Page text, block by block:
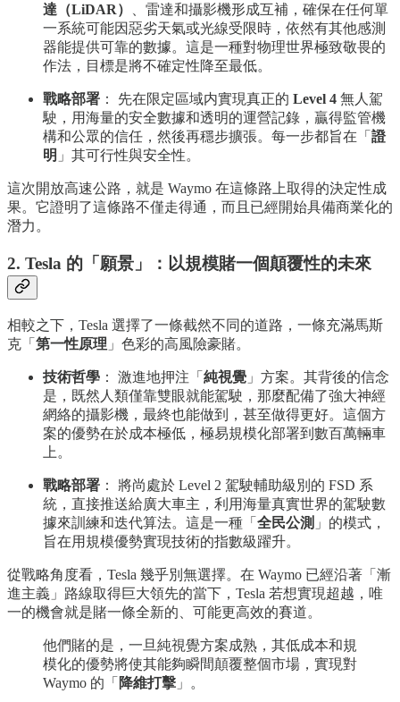
達（LiDAR）
、雷達和攝影機形成互補，確保在任何單
一系統可能因惡劣天氣或光線受限時，依然有其他感測
器能提供可靠的數據。這是一種對物理世界極致敬畏的
作法，目標是將不確定性降至最低。
戰略部署 ： 先在限定區域内實現真正的 Level 4 無人駕
駛，用海量的安全數據和透明的運營記錄，贏得監管機
構和公眾的信任，然後再穩步擴張。每一步都旨在「 證
明 」其可行性與安全性。
這次開放高速公路，就是 Waymo 在這條路上取得的決定性成
果。它證明了這條路不僅走得通，而且已經開始具備商業化的
潛力。
2. Tesla 的「願景」：以規模賭一個顛覆性的未來
相較之下，Tesla 選擇了一條截然不同的道路，一條充滿馬斯
克「 第一性原理 」色彩的高風險豪賭。
技術哲學 ： 激進地押注「 純視覺 」方案。其背後的信念
是，既然人類僅靠雙眼就能駕駛，那麼配備了強大神經
網絡的攝影機，最終也能做到，甚至做得更好。這個方
案的優勢在於成本極低，極易規模化部署到數百萬輛車
上。
戰略部署 ： 將尚處於 Level 2 駕駛輔助級別的 FSD 系
統，直接推送給廣大車主，利用海量真實世界的駕駛數
據來訓練和迭代算法。這是一種「 全民公測 」的模式，
旨在用規模優勢實現技術的指數級躍升。
從戰略角度看，Tesla 幾乎別無選擇。在 Waymo 已經沿著「漸
進主義」路線取得巨大領先的當下，Tesla 若想實現超越，唯
一的機會就是賭一條全新的、可能更高效的賽道。
他們賭的是，一旦純視覺方案成熟，其低成本和規
模化的優勢將使其能夠瞬間顛覆整個市場，實現對
Waymo 的「 降維打擊 」。